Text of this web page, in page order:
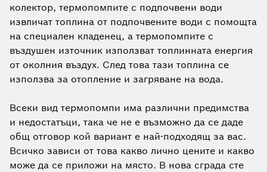
колектор, термопомпите с подпочвени води
извличат топлина от подпочвените води с помощта
на специален кладенец, а термопомпите с
въздушен източник използват топлинната енергия
от околния въздух. След това тази топлина се
използва за отопление и загряване на вода.
Всеки вид термопомпи има различни предимства
и недостатъци, така че не е възможно да се даде
общ отговор кой вариант е най-подходящ за вас.
Всичко зависи от това какво лично цените и какво
може да се приложи на място. В нова сграда сте